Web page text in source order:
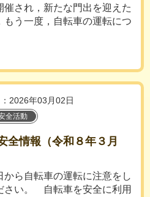
催され，新たな門出を迎えた
もう一度，自転車の運転につ
2026年03月02日
全活動
全情報（令和８年３月
ら自転車の運転に注意をし
さい。 自転車を安全に利用